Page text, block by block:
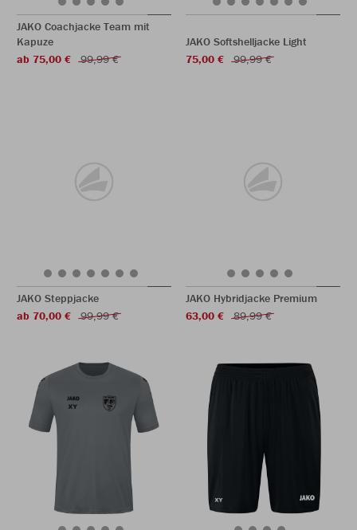
JAKO Coachjacke Team mit
Kapuze
ab 75,00 €
99,99 €
JAKO Softshelljacke Light
75,00 €
99,99 €
JAKO Steppjacke
ab 70,00 €
99,99 €
JAKO Hybridjacke Premium
63,00 €
89,99 €